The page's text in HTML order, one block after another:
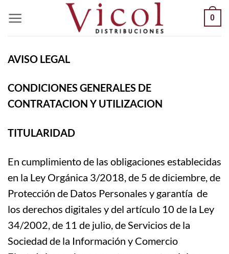
contenido
0
AVISO LEGAL
CONDICIONES GENERALES DE
CONTRATACION Y UTILIZACION
TITULARIDAD
En cumplimiento de las obligaciones establecidas
en la Ley Orgánica 3/2018, de 5 de diciembre, de
Protección de Datos Personales y garantía de
los derechos digitales y del artículo 10 de la Ley
34/2002, de 11 de julio, de Servicios de la
Sociedad de la Información y Comercio